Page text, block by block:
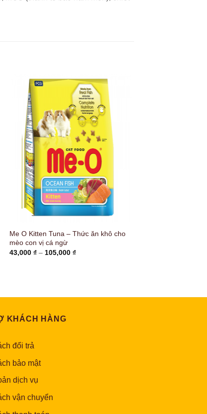
Me O Kitten Tuna – Thức ăn khô cho
mèo con vị cá ngừ
43,000 ₫ – 105,000 ₫Khoảng
KHÁCH HÀNG
đổi trả
bảo mật
dịch vụ
vận chuyển